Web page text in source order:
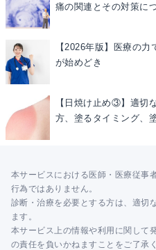
痛の関連とその対策に
【2026年版】医療の
が始めどき
【日焼け止め③】適切
方、塗るタイミング、
本サービスにおける医師・医療従事
行為ではありません。
診断・治療を必要とする方は、適切
ます。
本サービス上の情報や利用に関して
の責任を負いかねますことをご了承